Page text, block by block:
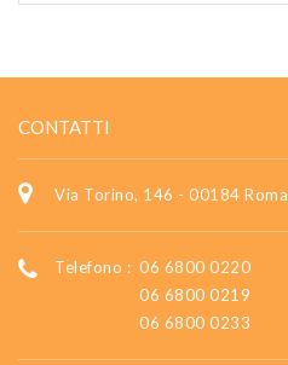
CONTATTI
Via Torino, 146 - 00184 Roma
Telefono : 06 6800 0220
06 6800 0219
06 6800 0233